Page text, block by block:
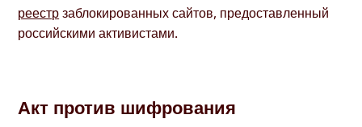
реестрзаблокированных сайтов, предоставленный
российскими активистами.
Акт против шифрования